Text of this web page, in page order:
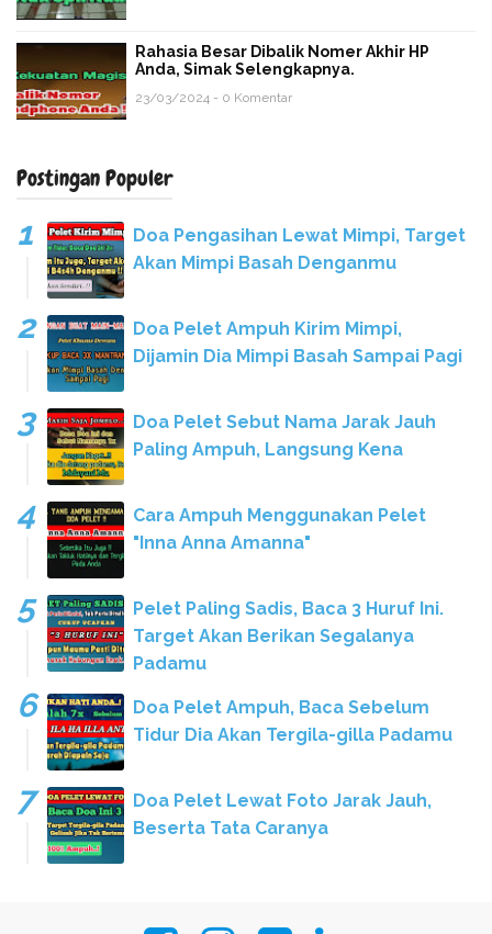
Rahasia Besar Dibalik Nomer Akhir HP
Anda, Simak Selengkapnya.
23/03/2024 - 0 Komentar
Postingan Populer
Doa Pengasihan Lewat Mimpi, Target
Akan Mimpi Basah Denganmu
Doa Pelet Ampuh Kirim Mimpi,
Dijamin Dia Mimpi Basah Sampai Pagi
Doa Pelet Sebut Nama Jarak Jauh
Paling Ampuh, Langsung Kena
Cara Ampuh Menggunakan Pelet
"Inna Anna Amanna"
Pelet Paling Sadis, Baca 3 Huruf Ini.
Target Akan Berikan Segalanya
Padamu
Doa Pelet Ampuh, Baca Sebelum
Tidur Dia Akan Tergila-gilla Padamu
Doa Pelet Lewat Foto Jarak Jauh,
Beserta Tata Caranya